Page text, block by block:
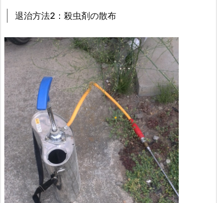
退治方法2：殺虫剤の散布